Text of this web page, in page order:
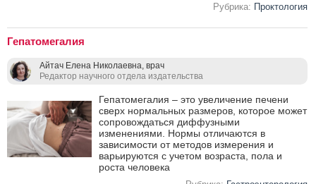
Рубрика: Проктология
Гепатомегалия
Айтач Елена Николаевна, врач
Редактор научного отдела издательства
Гепатомегалия – это увеличение печени
сверх нормальных размеров, которое может
сопровождаться диффузными
изменениями. Нормы отличаются в
зависимости от методов измерения и
варьируются с учетом возраста, пола и
роста человека